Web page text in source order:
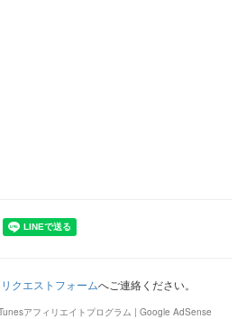
リクエストフォームへご連絡ください。
アフィリエイトプログラム | Google AdSense